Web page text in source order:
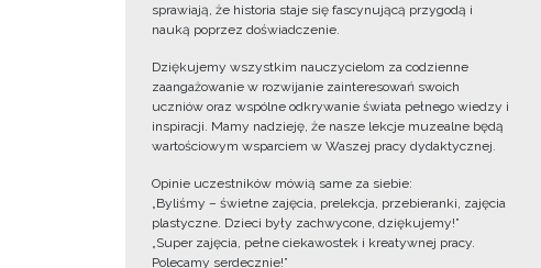
sprawiają, że historia staje się fascynującą przygodą i
nauką poprzez doświadczenie.
Dziękujemy wszystkim nauczycielom za codzienne
zaangażowanie w rozwijanie zainteresowań swoich
uczniów oraz wspólne odkrywanie świata pełnego wiedzy i
inspiracji. Mamy nadzieję, że nasze lekcje muzealne będą
wartościowym wsparciem w Waszej pracy dydaktycznej.
Opinie uczestników mówią same za siebie:
„Byliśmy – świetne zajęcia, prelekcja, przebieranki, zajęcia
plastyczne. Dzieci były zachwycone, dziękujemy!”
„Super zajęcia, pełne ciekawostek i kreatywnej pracy.
Polecamy serdecznie!”